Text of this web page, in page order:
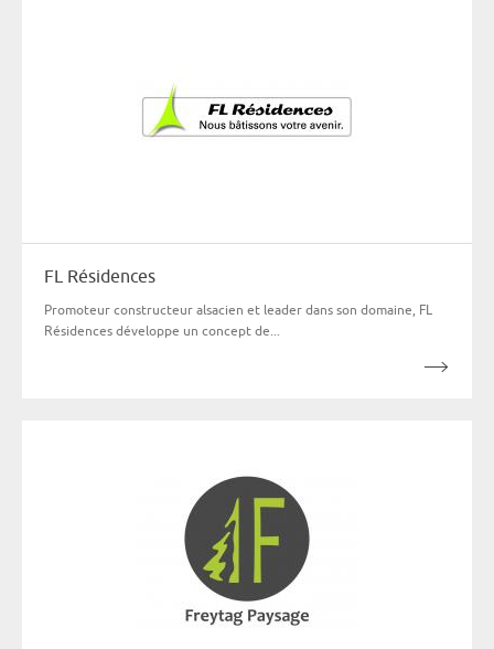
FL Résidences
Promoteur constructeur alsacien et leader dans son domaine, FL
Résidences développe un concept de...